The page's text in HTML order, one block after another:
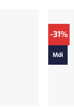
-31%
Mới